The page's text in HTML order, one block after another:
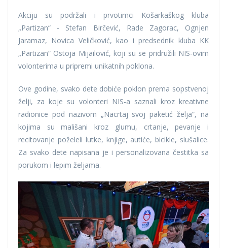
Akciju su podržali i prvotimci Košarkaškog kluba
„Partizan“ - Stefan Birčević, Rade Zagorac, Ognjen
Jaramaz, Novica Veličković, kao i predsednik kluba KK
„Partizan“ Ostoja Mijailović, koji su se pridružili NIS-ovim
volonterima u pripremi unikatnih poklona.
Ove godine, svako dete dobiće poklon prema sopstvenoj
želji, za koje su volonteri NIS-a saznali kroz kreativne
radionice pod nazivom „Nacrtaj svoj paketić želja“, na
kojima su mališani kroz glumu, crtanje, pevanje i
recitovanje poželeli lutke, knjige, autiće, bicikle, slušalice.
Za svako dete napisana je i personalizovana čestitka sa
porukom i lepim željama.